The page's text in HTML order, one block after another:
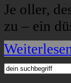
Je oller,
zu – ein